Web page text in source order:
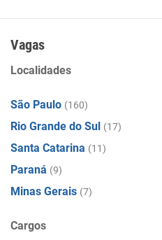
Vagas
Localidades
São Paulo (160)
Rio Grande do Sul (17)
Santa Catarina (11)
Paraná (9)
Minas Gerais (7)
Cargos